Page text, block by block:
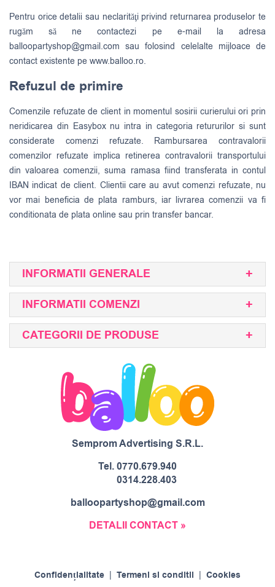
Pentru orice detalii sau neclarităţi privind returnarea produselor te
rugăm să ne contactezi pe e-mail la adresa
balloopartyshop@gmail.com sau folosind celelalte mijloace de
contact existente pe www.balloo.ro.
Refuzul de primire
Comenzile refuzate de client in momentul sosirii curierului ori prin
neridicarea din Easybox nu intra in categoria retururilor si sunt
considerate comenzi refuzate. Rambursarea contravalorii
comenzilor refuzate implica retinerea contravalorii transportului
din valoarea comenzii, suma ramasa fiind transferata in contul
IBAN indicat de client. Clientii care au avut comenzi refuzate, nu
vor mai beneficia de plata ramburs, iar livrarea comenzii va fi
conditionata de plata online sau prin transfer bancar.
INFORMATII GENERALE
INFORMATII COMENZI
CATEGORII DE PRODUSE
Semprom Advertising S.R.L.
Tel.0770.679.940
0314.228.403
balloopartyshop@gmail.com
DETALII CONTACT »
Confidențialitate Termeni si conditii Cookies